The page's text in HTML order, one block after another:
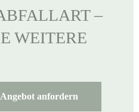
–
WEITERE
anfordern